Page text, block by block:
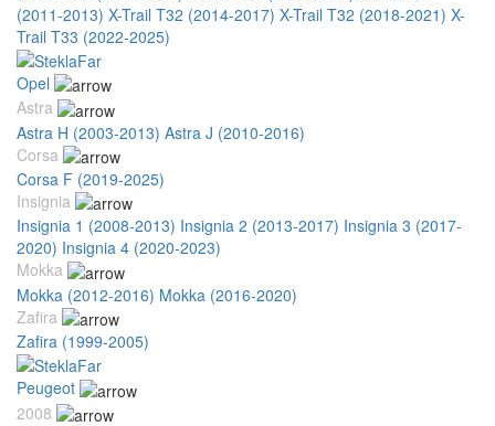
(2011-2013) X-Trail T32 (2014-2017) X-Trail T32 (2018-2021) X-
Trail T33 (2022-2025)
Opel
Astra
Astra H (2003-2013) Astra J (2010-2016)
Corsa
Corsa F (2019-2025)
Insignia
Insignia 1 (2008-2013) Insignia 2 (2013-2017) Insignia 3 (2017-
2020) Insignia 4 (2020-2023)
Mokka
Mokka (2012-2016) Mokka (2016-2020)
Zafira
Zafira (1999-2005)
Peugeot
2008